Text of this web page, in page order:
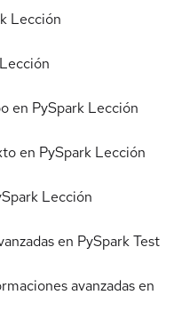
Lección
Lección
en PySpark Lección
en PySpark Lección
Lección
en PySparkTest
avanzadas en